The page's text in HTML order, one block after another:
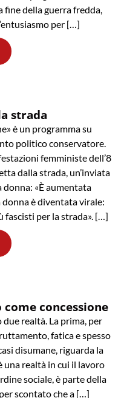
fine della guerra fredda,
per […]
strada
è un programma su
politico conservatore.
femministe dell’8
dalla strada, un’inviata
donna: «È aumentata
donna è diventata virale:
fascisti per la strada». […]
concessione
realtà. La prima, per
fatica e spesso
disumane, riguarda la
una realtà in cui il lavoro
sociale, è parte della
scontato che a […]